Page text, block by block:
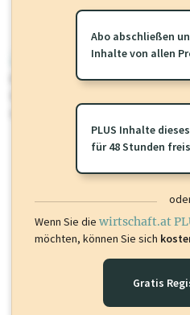
wirtschaft.at PLUS
Für dieses Profil gibt es zusätzliche
Sie momentan nicht einsehen
oder loggen Sie sich ein um diese
Abo abschließen
Inhalte von allen
PLUS Inhalte
für 48 Stunden
Wenn Sie die wirtschaft.at
möchten, können Sie sich
Gratis